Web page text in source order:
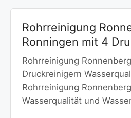
Rohrreinigung
Ronningen mit 4
Rohrreinigung
Druckreinigern
Rohrreinigung
Wasserqualität und